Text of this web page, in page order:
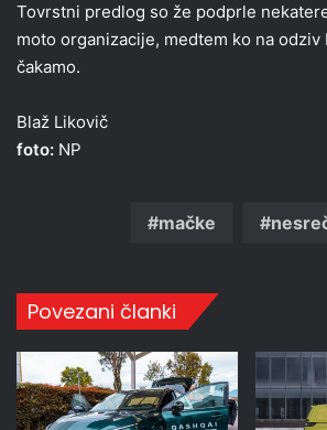
Tovrstni predlog so že podprle
moto organizacije, medtem ko na odziv
čakamo.
Blaž Likovič
foto: NP
mačke
Povezani članki